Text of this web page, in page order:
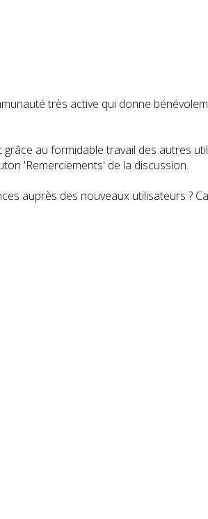
très active qui donne
au formidable travail des autres
'Remerciements' de la discussion.
auprès des nouveaux utilisateurs ?